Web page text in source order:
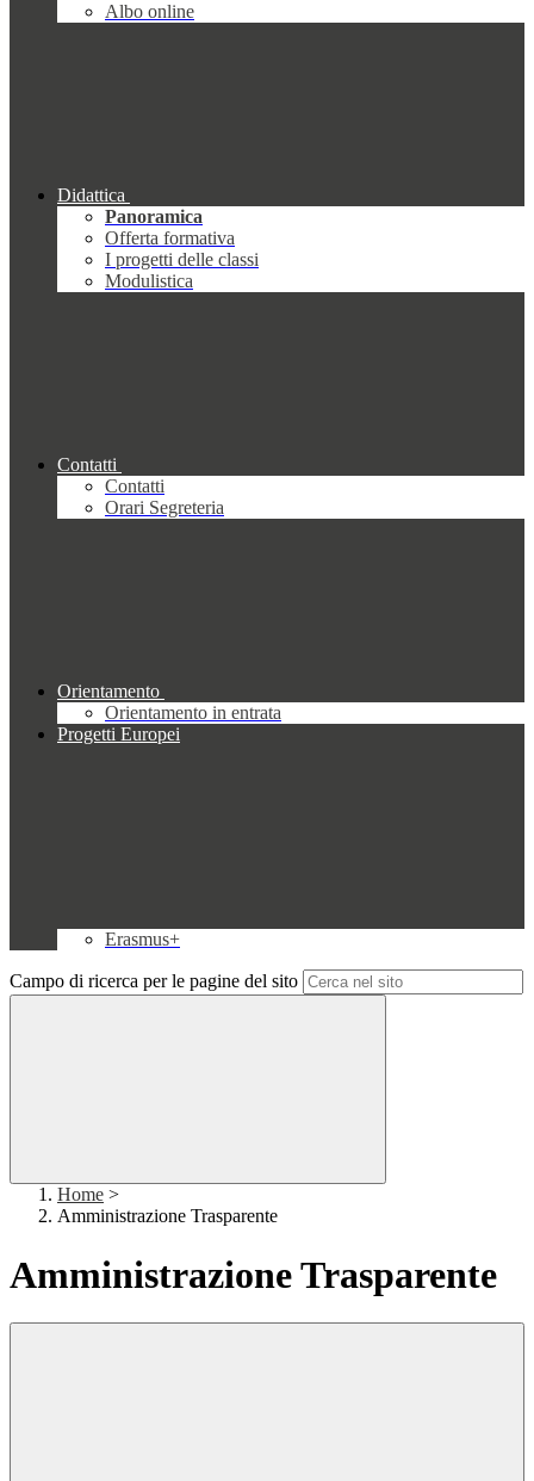
Albo online
Didattica
Panoramica
Offerta formativa
I progetti delle classi
Modulistica
Contatti
Contatti
Orari Segreteria
Orientamento
Orientamento in entrata
Progetti Europei
Erasmus+
Campo di ricerca per le pagine del sito
Home >
Amministrazione Trasparente
Amministrazione Trasparente